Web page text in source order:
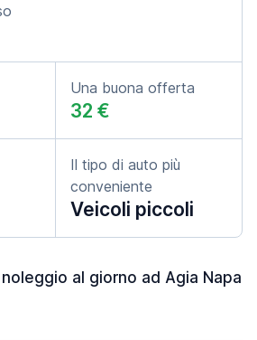
Una buona offerta
32 €
Il tipo di auto più
conveniente
Veicoli piccoli
al giorno ad Agia Napa